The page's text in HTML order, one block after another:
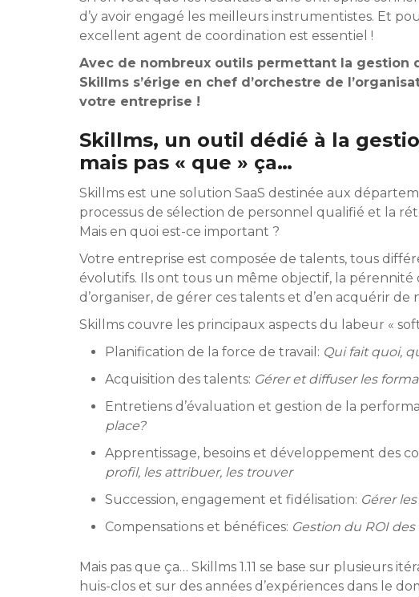
d’y avoir engagé les meilleurs instrumentistes. Et
excellent agent de coordination est essentiel !
Avec de nombreux outils permettant la gestion
Skillms s’érige en chef d’orchestre de
votre entreprise !
Skillms, un outil dédié à la
mais pas « que » ça…
Skillms est une solution SaaS destinée aux
processus de sélection de personnel qualifié et la
Mais en quoi est-ce important ?
Votre entreprise est composée de talents, tous
évolutifs. Ils ont tous un même objectif, la
d’organiser, de gérer ces talents et d’en acquérir de
Skillms couvre les principaux aspects du labeur «
Planification de la force de travail: Qui fait quoi,
Acquisition des talents: Gérer et diffuser les
Entretiens d’évaluation et gestion de la
place?
Apprentissage, besoins et développement des
profil, les attribuer, les trouver
Succession, engagement et fidélisation: Gérer
Compensations et bénéfices: Gestion du ROI
Mais pas que ça… Skillms 1.11 se base sur plusieurs
huis-clos et sur des années d’expériences dans le